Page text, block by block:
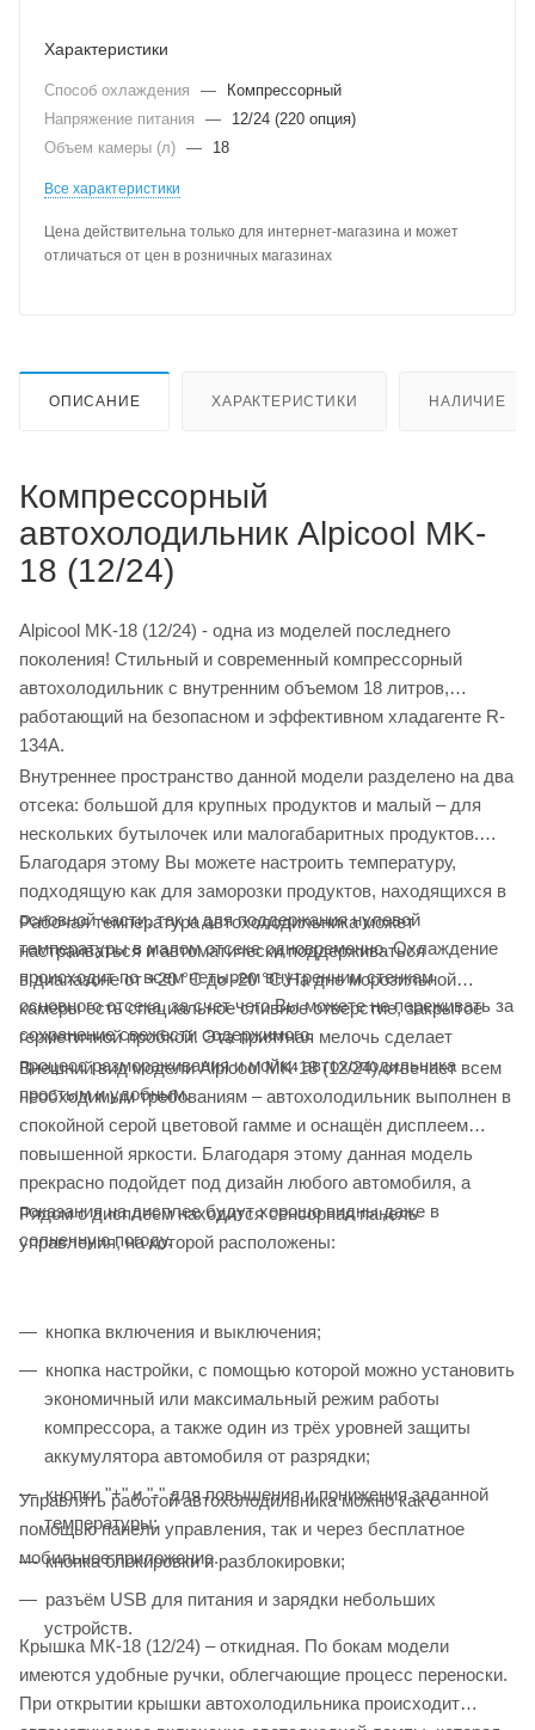
Характеристики
Способ охлаждения —
Компрессорный
Напряжение питания
—
12/24 (220 опция)
Объем камеры (л) — 18
Все характеристики
Цена действительна только для интернет-магазина и может
отличаться от цен в розничных магазинах
ОПИСАНИЕ ХАРАКТЕРИСТИКИ НАЛИЧИЕ
Компрессорный
автохолодильник Alpicool MK-
18 (12/24)
Alpicool MK-18 (12/24) - одна из моделей последнего
поколения! Стильный и современный компрессорный
автохолодильник с внутренним объемом 18 литров,
работающий на безопасном и эффективном хладагенте R-
134A.
Внутреннее пространство данной модели разделено на два
отсека: большой для крупных продуктов и малый – для
нескольких бутылочек или малогабаритных продуктов.
Благодаря этому Вы можете настроить температуру,
подходящую как для заморозки продуктов, находящихся в
основной части, так и для поддержания нулевой
температуры в малом отсеке одновременно. Охлаждение
происходит по всем четырем внутренним стенкам
основного отсека, за счет чего Вы можете не переживать за
сохранение свежести содержимого.
Рабочая температура автохолодильника может
настраиваться и автоматически поддерживаться
в диапазоне от +20 °C до -20 °C.На дне морозильной
камеры есть специальное сливное отверстие, закрытое
герметичной пробкой. Эта приятная мелочь сделает
процесс размораживания и мойки автохолодильника
простым и удобным.
Внешний вид модели Alpicool MK-18 (12/24) отвечает всем
необходимым требованиям – автохолодильник выполнен в
спокойной серой цветовой гамме и оснащён дисплеем
повышенной яркости. Благодаря этому данная модель
прекрасно подойдет под дизайн любого автомобиля, а
показания на дисплее будут хорошо видны даже в
солнечную погоду.
Рядом с дисплеем находится сенсорная панель
управления, на которой расположены:
кнопка включения и выключения;
кнопка настройки, с помощью которой можно установить
экономичный или максимальный режим работы
компрессора, а также один из трёх уровней защиты
аккумулятора автомобиля от разрядки;
кнопки "+" и "-" для повышения и понижения заданной
температуры;
кнопка блокировки и разблокировки;
разъём USB для питания и зарядки небольших
устройств.
Управлять работой автохолодильника можно как с
помощью панели управления, так и через бесплатное
мобильное приложение.
Крышка МК-18 (12/24) – откидная. По бокам модели
имеются удобные ручки, облегчающие процесс переноски.
При открытии крышки автохолодильника происходит